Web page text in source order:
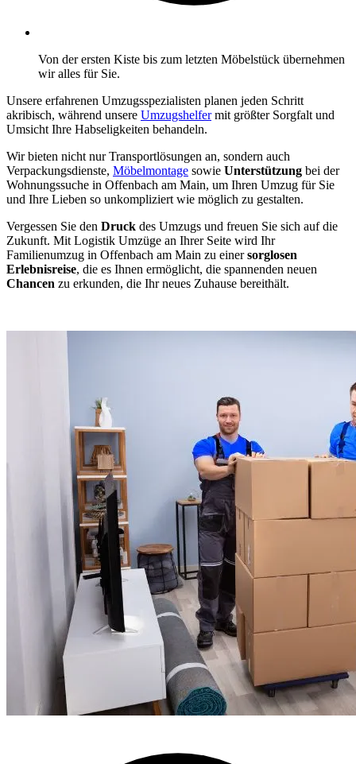
Von der ersten Kiste bis zum letzten Möbelstück übernehmen
wir alles für Sie.
Unsere erfahrenen Umzugsspezialisten planen jeden Schritt
akribisch, während unsere Umzugshelfermit größter Sorgfalt und
Umsicht Ihre Habseligkeiten behandeln.
Wir bieten nicht nur Transportlösungen an, sondern auch
Verpackungsdienste, Möbelmontage sowie Unterstützung bei der
Wohnungssuche in Offenbach am Main, um Ihren Umzug für Sie
und Ihre Lieben so unkompliziert wie möglich zu gestalten.
Vergessen Sie den Druck des Umzugs und freuen Sie sich auf die
Zukunft. Mit Logistik Umzüge an Ihrer Seite wird Ihr
Familienumzug in Offenbach am Main zu einersorglosen
Erlebnisreise, die es Ihnen ermöglicht, die spannenden neuen
Chancen zu erkunden, die Ihr neues Zuhause bereithält.